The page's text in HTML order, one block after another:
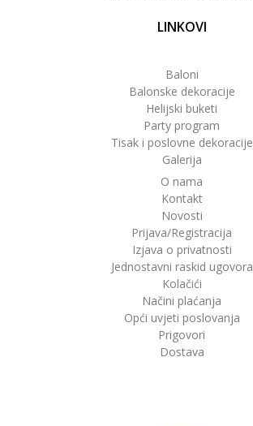
LINKOVI
Baloni
Balonske dekoracije
Helijski buketi
Party program
Tisak i poslovne dekoracije
Galerija
O nama
Kontakt
Novosti
Prijava/Registracija
Izjava o privatnosti
Jednostavni raskid ugovora
Kolačići
Načini plaćanja
Opći uvjeti poslovanja
Prigovori
Dostava